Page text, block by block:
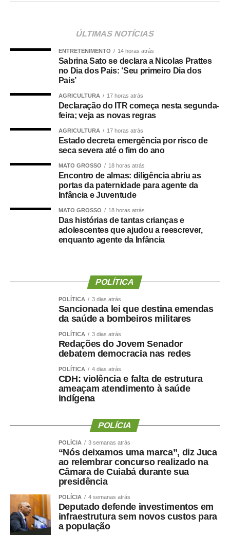
Cuiabá, que é de todos nós mato-grossenses, o
O concurso público foi realizado para provimento de
níveis médio e superior, contemplando funções como
técnico legislativo, analista legislativo, controlador interno
e contador.
Durante a visita, Rogério Vianna Rangel agradeceu a
confiança depositada no Instituto Selecon e destacou a
forma como o processo foi conduzido.
“Eu, em nome do Selecon, também agradeço ao
deputado porque, de fato, fizemos um concurso histórico,
graças à oportunidade que o Juca nos deu para
realizarmos esse concurso com qualidade e segurança,
mas, acima de tudo, com muita transparência”, declarou o
Ao final do encontro, Juca reforçou a importância da
realizados com responsabilidade, transparência e
igualdade de oportunidades para todos os candidatos.
COMENTE ABAIXO:
ÚLTIMAS NOTÍCIAS
ENTRETENIMENTO 14 horas atrás
Sabrina Sato se declara a Nicolas Prattes
no Dia dos Pais: ‘Seu primeiro Dia dos
Pais’
AGRICULTURA 17 horas atrás
Declaração do ITR começa nesta segunda-
feira; veja as novas regras
AGRICULTURA 17 horas atrás
Estado decreta emergência por risco de
seca severa até o fim do ano
MATO GROSSO 18 horas atrás
Encontro de almas: diligência abriu as
portas da paternidade para agente da
Infância e Juventude
MATO GROSSO 18 horas atrás
Das histórias de tantas crianças e
adolescentes que ajudou a reescrever,
enquanto agente da Infância
POLÍTICA
POLÍTICA 3 dias atrás
Sancionada lei que destina emendas
da saúde a bombeiros militares
POLÍTICA 3 dias atrás
Redações do Jovem Senador
debatem democracia nas redes
POLÍTICA 4 dias atrás
CDH: violência e falta de estrutura
ameaçam atendimento à saúde
indígena
POLÍCIA
POLÍCIA 3 semanas atrás
“Nós deixamos uma marca”, diz Juca
ao relembrar concurso realizado na
Câmara de Cuiabá durante sua
presidência
POLÍCIA 4 semanas atrás
Deputado defende investimentos em
infraestrutura sem novos custos para
a população